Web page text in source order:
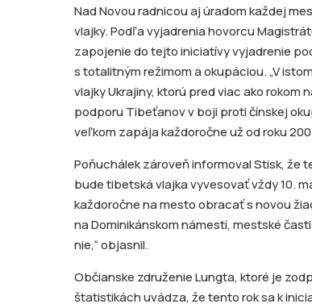
Nad Novou radnicou aj úradom každej
vlajky. Podľa vyjadrenia hovorcu
zapojenie do tejto iniciatívy vyjadrenie
s totalitným režimom a okupáciou. „V
vlajky Ukrajiny, ktorú pred viac ako rokom
podporu Tibeťanov v boji proti čínskej
veľkom zapája každoročne už od roku
Poňuchálek zároveň informoval Stisk, že
bude tibetská vlajka vyvesovať vždy 10.
každoročne na mesto obracať s novou
na Dominikánskom námestí, mestské
nie,“ objasnil.
Občianske združenie Lungta, ktoré je
štatistikách uvádza, že tento rok sa k